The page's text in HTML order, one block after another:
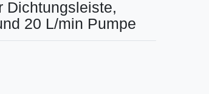
Dichtungsleiste,
20 L/min Pumpe